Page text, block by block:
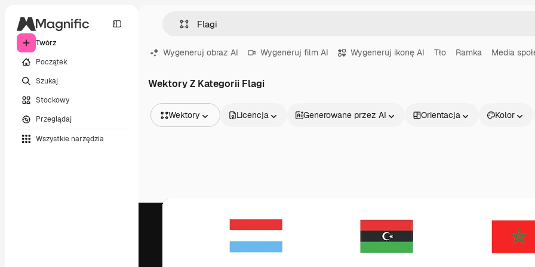
Twórz
Początek
Szukaj
Stockowy
Przeglądaj
Wszystkie narzędzia
Wygeneruj obraz AI Wygeneruj film AI Wygeneruj ikonę AI Tło Ramka Media
Wektory Z Kategorii Flagi
Wektory
Filmy
Licencja Generowane przez AI Orientacja Kolor
Zacznij